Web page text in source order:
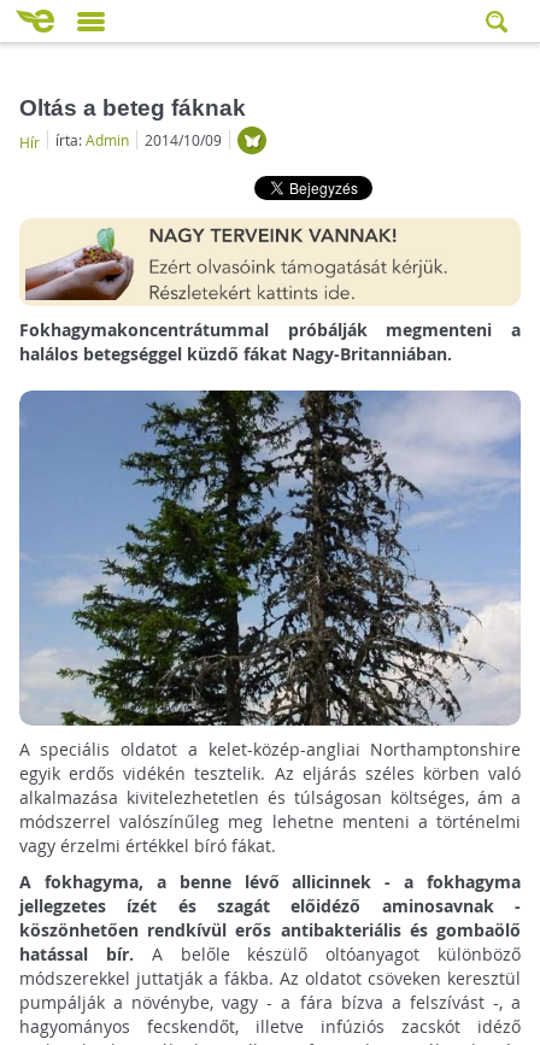
Oltás a beteg fáknak
Hír írta:Admin 2014/10/09
Fokhagymakoncentrátummal próbálják megmenteni a
halálos betegséggel küzdő fákat Nagy-Britanniában.
A speciális oldatot a kelet-közép-angliai Northamptonshire
egyik erdős vidékén tesztelik. Az eljárás széles körben való
alkalmazása kivitelezhetetlen és túlságosan költséges, ám a
módszerrel valószínűleg meg lehetne menteni a történelmi
vagy érzelmi értékkel bíró fákat.
A fokhagyma, a benne lévő allicinnek - a fokhagyma
jellegzetes ízét és szagát előidéző aminosavnak -
köszönhetően rendkívül erős antibakteriális és gombaölő
hatással bír. A belőle készülő oltóanyagot különböző
módszerekkel juttatják a fákba. Az oldatot csöveken keresztül
pumpálják a növénybe, vagy - a fára bízva a felszívást -, a
hagyományos fecskendőt, illetve infúziós zacskót idéző